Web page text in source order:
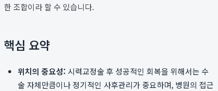
한 조합이라 할 수 있습니다.
핵심 요약
위치의 중요성: 시력교정술 후 성공적인 회복을 위해서는 수
술 자체만큼이나 정기적인 사후관리가 중요하며, 병원의 접근